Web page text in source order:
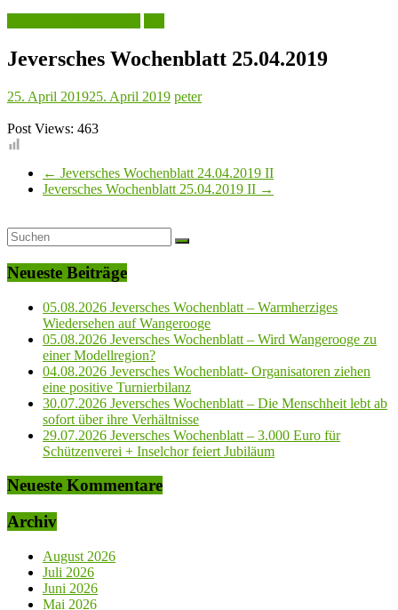
Jeversches Wochenblatt 25.04.2019
25. April 201925. April 2019 peter
Post Views: 463
← Jeversches Wochenblatt 24.04.2019 II
Jeversches Wochenblatt 25.04.2019 II →
Neueste Beiträge
05.08.2026 Jeversches Wochenblatt – Warmherziges
Wiedersehen auf Wangerooge
05.08.2026 Jeversches Wochenblatt – Wird Wangerooge zu
einer Modellregion?
04.08.2026 Jeversches Wochenblatt- Organisatoren ziehen
eine positive Turnierbilanz
30.07.2026 Jeversches Wochenblatt – Die Menschheit lebt ab
sofort über ihre Verhältnisse
29.07.2026 Jeversches Wochenblatt – 3.000 Euro für
Schützenverei + Inselchor feiert Jubiläum
Neueste Kommentare
Archiv
August 2026
Juli 2026
Juni 2026
Mai 2026